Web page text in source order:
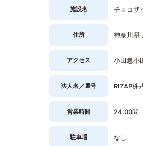
施設名 チョコザ
住所 神奈川県
アクセス 小田急小
法人名／屋号 RIZAP株
営業時間 24:00間
駐車場 なし